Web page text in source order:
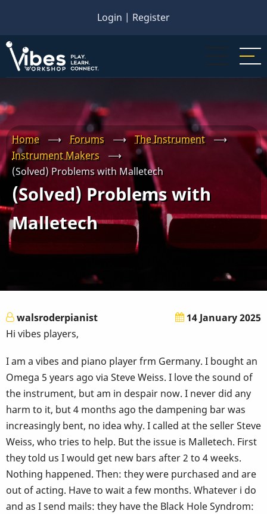
main
content
Login | Register
Home ⟶ Forums ⟶ The Instrument
⟶
Instrument Makers
⟶
(Solved) Problems with Malletech
(Solved) Problems with
Malletech
walsroderpianist
14 January 2025
Hi vibes players,
I am a vibes and piano player frm Germany. I bought an
Omega 5 years ago via Steve Weiss. I love the sound of
the instrument, but am in despair now. I never did any
harm to it, but 4 months ago the dampening bar was
increasingly bent, no idea why. I called at the seller Steve
Weiss, who tries to help. But the issue is Malletech. First
they told us I would get new bars after 2 to 4 weeks.
Nothing happened. Then: they were purchased and are
out of acting. Have to wait a few months. Whatever i do
and as I send mails: they have the Black Hole Syndrom: